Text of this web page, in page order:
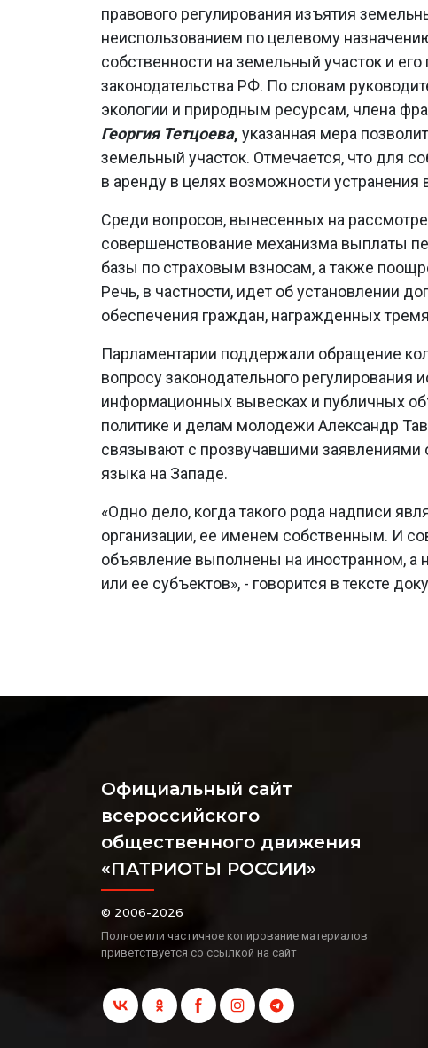
правового регулирования изъятия
неиспользованием по целевому
собственности на земельный участок и
законодательства РФ. По словам
экологии и природным ресурсам, члена
Георгия Тетцоева, указанная мера
земельный участок. Отмечается, что для
в аренду в целях возможности
Среди вопросов, вынесенных на
совершенствование механизма выплаты
базы по страховым взносам, а также
Речь, в частности, идет об установлении
обеспечения граждан, награжденных
Парламентарии поддержали обращение
вопросу законодательного
информационных вывесках и публичных
политике и делам молодежи Александр
связывают с прозвучавшими заявлениями
языка на Западе.
«Одно дело, когда такого рода надписи
организации, ее именем собственным. И
объявление выполнены на иностранном, а
или ее субъектов», - говорится в тексте
Официальный сайт
всероссийского
общественного движения
«ПАТРИОТЫ РОССИИ»
© 2006-2026
Полное или частичное копирование материалов
приветствуется со ссылкой на сайт